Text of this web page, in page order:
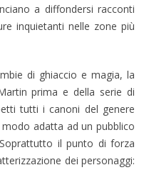
a diffondersi racconti
inquietanti nelle zone più
di ghiaccio e magia, la
prima e della serie di
tutti i canoni del genere
adatta ad un pubblico
il punto di forza
dei personaggi: